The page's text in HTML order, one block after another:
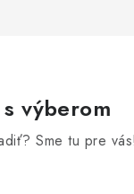
výberom
Sme tu pre vás!